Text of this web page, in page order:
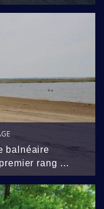
balnéaire
rang …